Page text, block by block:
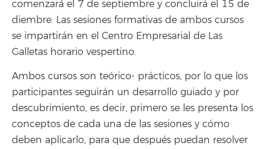
comenzará el 7 de septiembre y concluirá el 15 de
diembre. Las sesiones formativas de ambos cursos
se impartirán en el Centro Empresarial de Las
Galletas horario vespertino.
Ambos cursos son teórico- prácticos, por lo que los
participantes seguirán un desarrollo guiado y por
descubrimiento, es decir, primero se les presenta los
conceptos de cada una de las sesiones y cómo
deben aplicarlo, para que después puedan resolver